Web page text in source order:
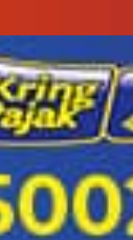
Terjadinya